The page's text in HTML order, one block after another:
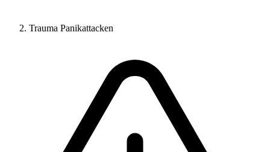
Trauma Panikattacken